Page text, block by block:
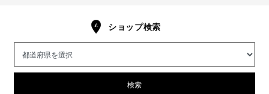
ショップ検索
検索